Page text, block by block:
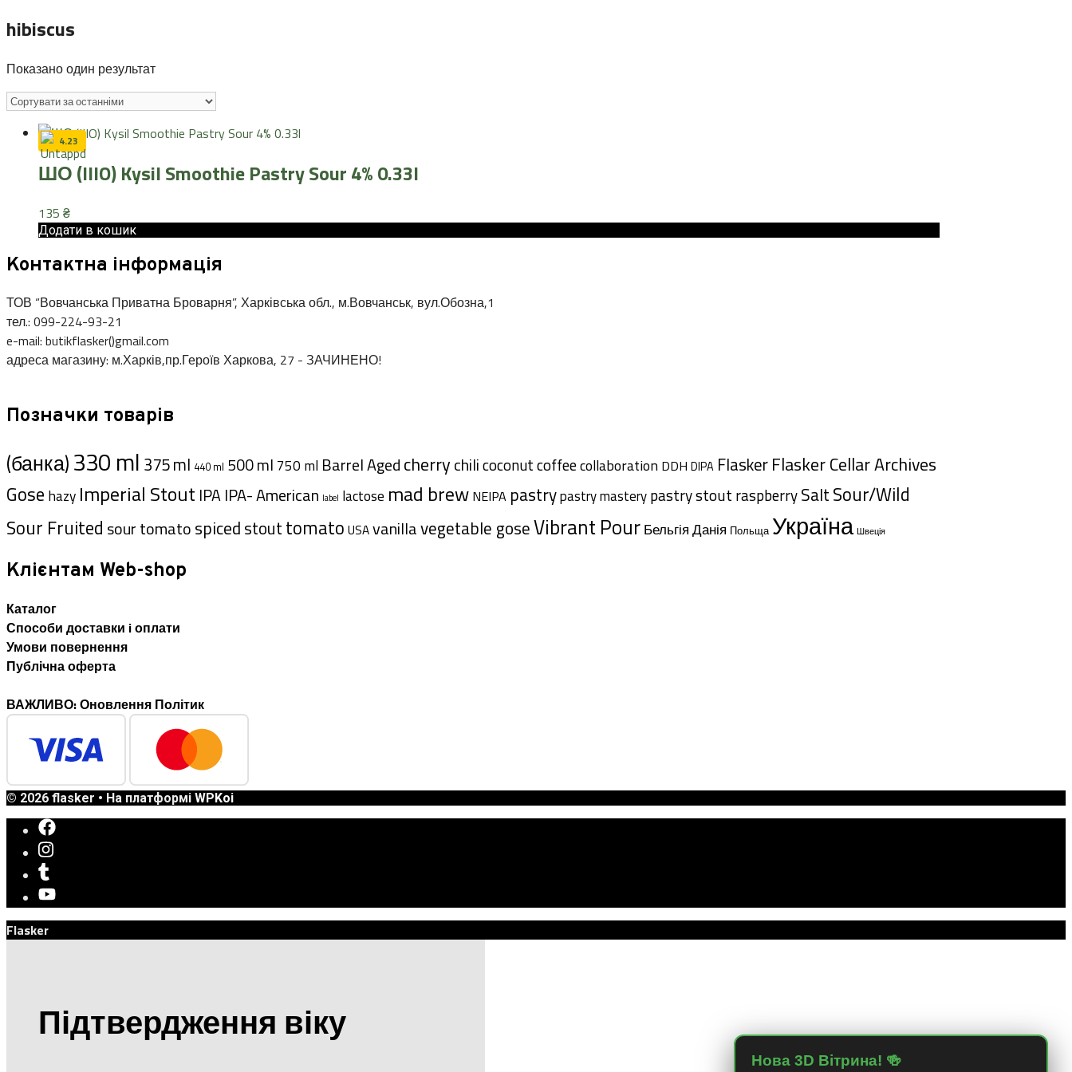
hibiscus
Показано один результат
4.23
ШО (IIIO) Kysil Smoothie Pastry Sour 4% 0.33l
135 ₴
Додати в кошик
Контактна інформація
ТОВ “Вовчанська Приватна Броварня”, Харківська обл., м.Вовчанськ, вул.Обозна,1
тел.: 099-224-93-21
e-mail: butikflasker()gmail.com
адреса магазину: м.Харків,пр.Героїв Харкова, 27 - ЗАЧИНЕНО!
Позначки товарів
(банка)330 ml 375 ml 440 ml 500 ml 750 ml Barrel Agedcherrychilicoconutcoffeecollaboration DDH DIPA FlaskerFlasker Cellar Archives
Gose hazy Imperial Stout IPA IPA- American label lactose mad brew NEIPA pastrypastry masterypastry stout raspberrySaltSour/Wild
Sour Fruited sour tomatospicedstouttomato USAvanillavegetable goseVibrant PourБельгіяДанія Польща Україна Швеція
Клієнтам Web-shop
Каталог
Способи доставки i оплати
Умови повернення
Публічна оферта
ВАЖЛИВО: Оновлення Політик
© 2026 flasker • На платформі WPKoi
Flasker
Нова 3D Вітрина! 🍻
Підтвердження віку